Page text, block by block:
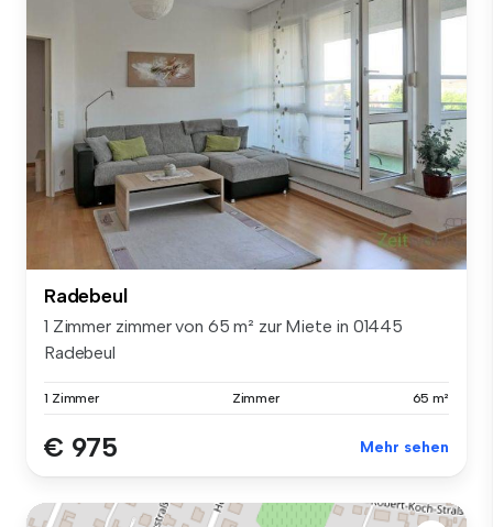
Radebeul
1 Zimmer zimmer von 65 m² zur Miete in 01445
Radebeul
1 Zimmer Zimmer 65 m²
€ 975 Mehr sehen